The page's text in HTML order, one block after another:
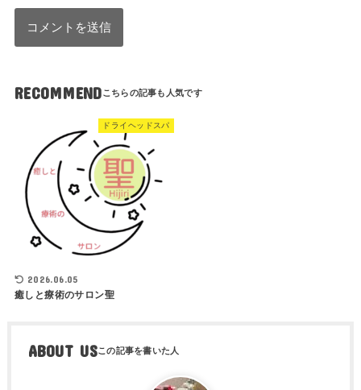
RECOMMEND
ドライヘッドスパ
2026.06.05
癒しと療術のサロン聖
ABOUT US